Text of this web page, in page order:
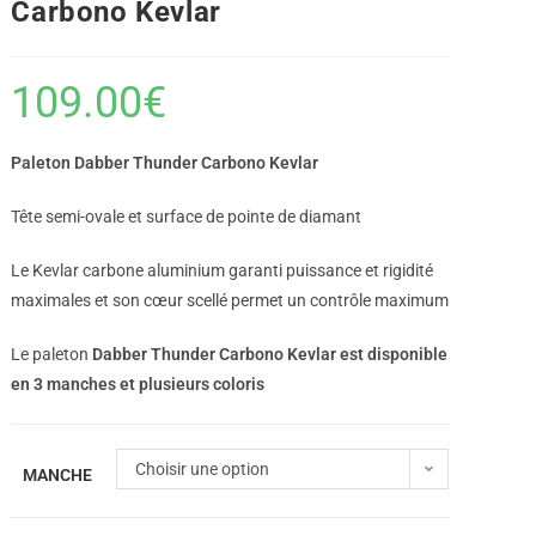
Carbono Kevlar
109.00€
Paleton Dabber Thunder Carbono Kevlar
Tête semi-ovale et surface de pointe de diamant
Le Kevlar carbone aluminium garanti puissance et rigidité
maximales et son cœur scellé permet un contrôle maximum
Le paleton Dabber Thunder Carbono Kevlar est disponible
en 3 manches et plusieurs coloris
MANCHE Choisir une option